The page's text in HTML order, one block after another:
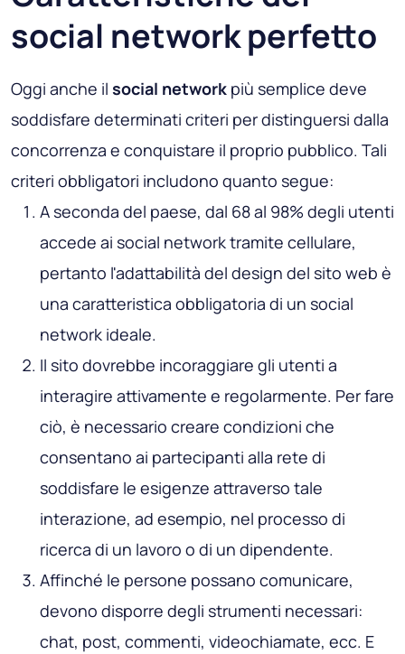
social network perfetto
Oggi anche il social network più semplice deve
soddisfare determinati criteri per distinguersi dalla
concorrenza e conquistare il proprio pubblico. Tali
criteri obbligatori includono quanto segue:
A seconda del paese, dal 68 al 98% degli utenti
accede ai social network tramite cellulare,
pertanto l'adattabilità del design del sito web è
una caratteristica obbligatoria di un social
network ideale.
Il sito dovrebbe incoraggiare gli utenti a
interagire attivamente e regolarmente. Per fare
ciò, è necessario creare condizioni che
consentano ai partecipanti alla rete di
soddisfare le esigenze attraverso tale
interazione, ad esempio, nel processo di
ricerca di un lavoro o di un dipendente.
Affinché le persone possano comunicare,
devono disporre degli strumenti necessari:
chat, post, commenti, videochiamate, ecc. E